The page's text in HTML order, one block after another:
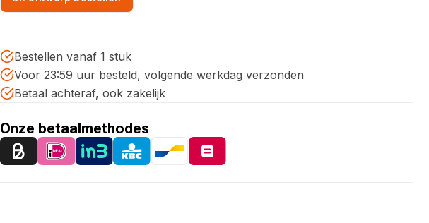
Bestellen vanaf 1 stuk
Voor 23:59 uur besteld, volgende werkdag verzonden
Betaal achteraf, ook zakelijk
Onze betaalmethodes